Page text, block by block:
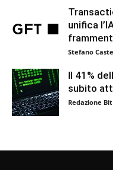
unifica
Stefano
Il 41%
subito
Redazione